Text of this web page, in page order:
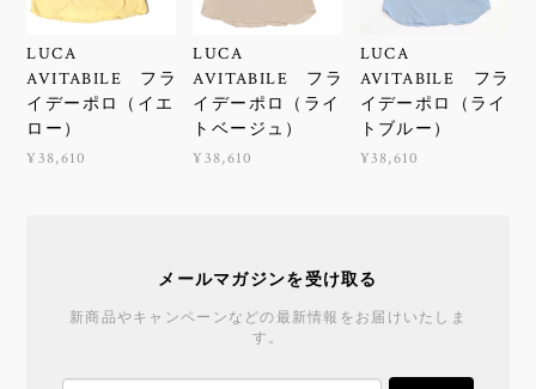
LUCA
AVITABILE フラ
イデーポロ（イエ
ロー）
¥38,610
LUCA
AVITABILE フラ
イデーポロ（ライ
トベージュ）
¥38,610
LUCA
AVITABILE フラ
イデーポロ（ライ
トブルー）
¥38,610
メールマガジンを受け取る
新商品やキャンペーンなどの最新情報をお届けいたしま
す。